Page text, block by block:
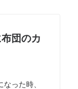
団のカ
った時、